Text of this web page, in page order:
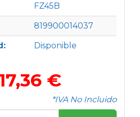
FZ45B
819900014037
Disponible
€
*IVA No Incluido